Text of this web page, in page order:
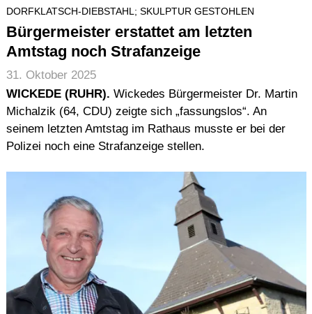
DORFKLATSCH-DIEBSTAHL; SKULPTUR GESTOHLEN
Bürgermeister erstattet am letzten
Amtstag noch Strafanzeige
31. Oktober 2025
WICKEDE (RUHR). Wickedes Bürgermeister Dr. Martin
Michalzik (64, CDU) zeigte sich „fassungslos“. An
seinem letzten Amtstag im Rathaus musste er bei der
Polizei noch eine Strafanzeige stellen.